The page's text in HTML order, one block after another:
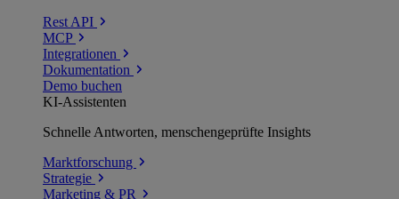
Rest API
MCP
Integrationen
Dokumentation
Demo buchen
KI-Assistenten
Schnelle Antworten, menschengeprüfte Insights
Marktforschung
Strategie
Marketing & PR